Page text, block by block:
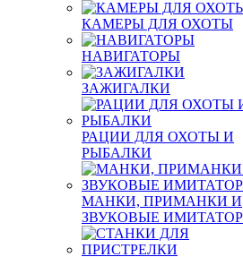
КАМЕРЫ ДЛЯ ОХОТЫ
НАВИГАТОРЫ
ЗАЖИГАЛКИ
РАЦИИ ДЛЯ ОХОТЫ И
РЫБАЛКИ
МАНКИ, ПРИМАНКИ И
ЗВУКОВЫЕ